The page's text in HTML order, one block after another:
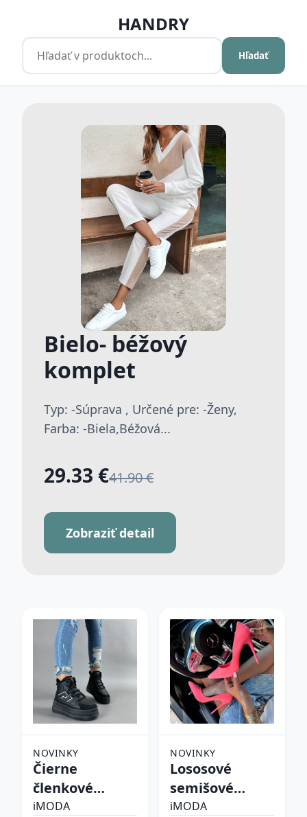
HANDRY
Hľadať
Bielo- béžový
komplet
Typ: -Súprava , Určené pre: -Ženy,
Farba: -Biela,Béžová...
29.33 €41.90 €
Zobraziť detail
NOVINKY
Čierne
členkové
zateplené
iMODA
NOVINKY
Lososové
semišové
lodičky
iMODA